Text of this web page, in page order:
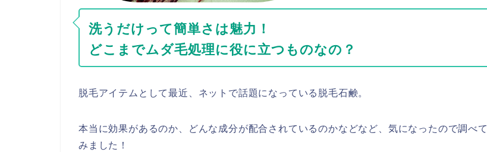
洗うだけって簡単さは魅力！
どこまでムダ毛処理に役に立つものなの？
脱毛アイテムとして最近、ネットで話題になっている脱毛石鹸。
本当に効果があるのか、どんな成分が配合されているのかなどなど、気になったので調べて
みました！